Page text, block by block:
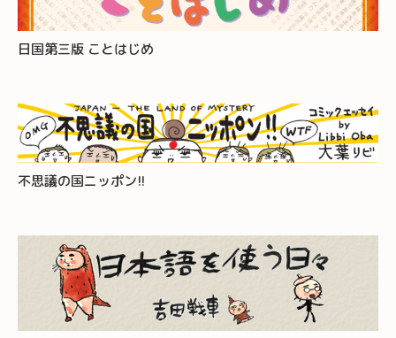
日国第三版 ことはじめ
不思議の国ニッポン!!